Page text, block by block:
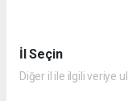
İl Seçin
Diğer il ile ilgili veriye